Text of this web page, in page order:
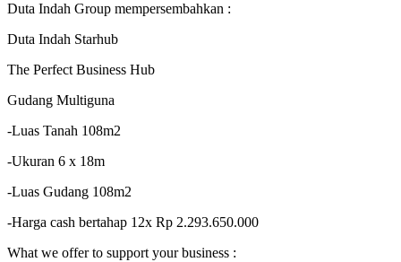
Duta Indah Group mempersembahkan :
Duta Indah Starhub
The Perfect Business Hub
Gudang Multiguna
-Luas Tanah 108m2
-Ukuran 6 x 18m
-Luas Gudang 108m2
-Harga cash bertahap 12x Rp 2.293.650.000
What we offer to support your business :